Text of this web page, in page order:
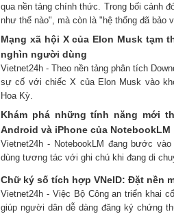
qua nền tảng chính thức. Trong bối cảnh
như thế nào", mà còn là "hệ thống đã bảo
Mạng xã hội X của Elon Musk
nghìn người dùng
Vietnet24h - Theo nền tảng phân tích
sự cố với chiếc X của Elon Musk vào
Hoa Kỳ.
Khám phá những tính năng mới
Android và iPhone của NotebookLM
Vietnet24h - NotebookLM đang bước
dùng tương tác với ghi chú khi đang di
Chữ ký số tích hợp VNeID: Đặt nền
Vietnet24h - Việc Bộ Công an triển khai
giúp người dân dễ dàng đăng ký chứng